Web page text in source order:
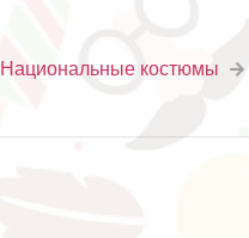
Национальные костюмы